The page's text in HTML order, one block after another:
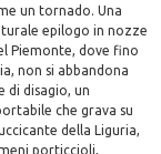
un tornado. Una
epilogo in nozze
Piemonte, dove fino
non si abbandona
di disagio, un
che grava su
della Liguria,
porticcioli,